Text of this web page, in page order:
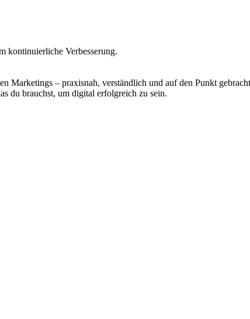
kontinuierliche Verbesserung.
Marketings – praxisnah, verständlich und auf den Punkt
du brauchst, um digital erfolgreich zu sein.